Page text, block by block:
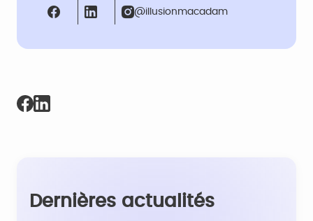
@illusionmacadam
Dernières actualités